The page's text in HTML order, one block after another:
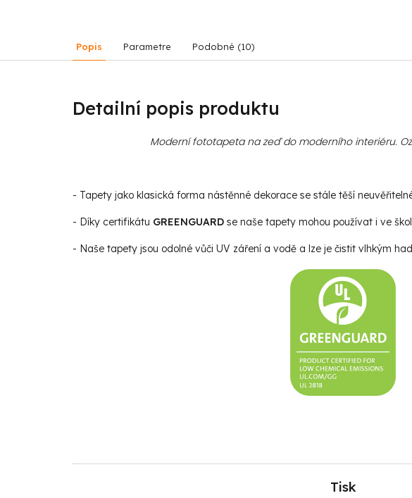
Popis Parametre Podobné (10)
Detailní popis produktu
Moderní fototapeta na zeď do moderního interiéru.
- Tapety jako klasická forma nástěnné dekorace se stále těší
- Díky certifikátu GREENGUARD se naše tapety mohou používat i ve
- Naše tapety jsou odolné vůči UV záření a vodě a lze je čistit vlhkým
Tisk